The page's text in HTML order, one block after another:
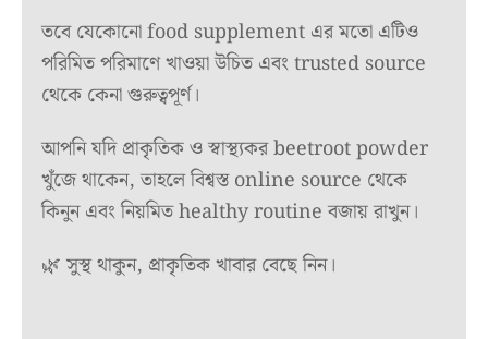
তবে যেকোনো food supplement এর মতো এটিও
পরিমিত পরিমাণে খাওয়া উচিত এবং trusted source
থেকে কেনা গুরুত্বপূর্ণ।
আপনি যদি প্রাকৃতিক ও স্বাস্থ্যকর beetroot powder
খুঁজে থাকেন, তাহলে বিশ্বস্ত online source থেকে
কিনুন এবং নিয়মিত healthy routine বজায় রাখুন।
🌿 সুস্থ থাকুন, প্রাকৃতিক খাবার বেছে নিন।